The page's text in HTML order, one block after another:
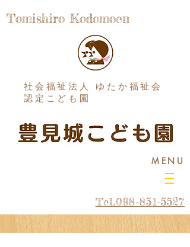
Tomishiro Kodomoen
社会福祉法人 ゆたか福祉会
認定こども園
MENU
Tel.098-851-5527